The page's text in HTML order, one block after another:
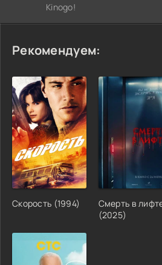
Kinogo!
Рекомендуем:
Скорость (1994)
Смерть в
(2025)